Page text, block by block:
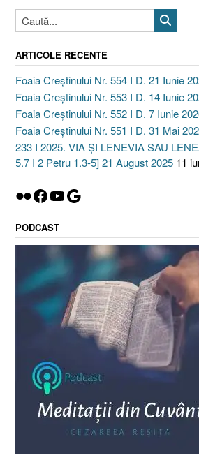
ARTICOLE RECENTE
Foaia Creștinului Nr. 554 I D. 21 Iunie
Foaia Creștinului Nr. 553 I D. 14 Iunie
Foaia Creștinului Nr. 552 I D. 7 Iunie
Foaia Creștinului Nr. 551 I D. 31 Mai
233 I 2025. VIA ȘI LENEVIA SAU
5.7 I 2 Petru 1.3-5] 21 August 2025 11
Flickr
Facebook
YouTube
Google
PODCAST